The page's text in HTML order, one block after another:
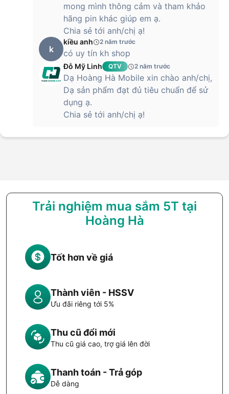
mong mình thông cảm và tham khảo
hãng pin khác giúp em ạ.
Chia sẻ tới anh/chị ạ!
k
kiều anh 2 năm trước
có uy tín kh shop
Đỗ Mỹ Linh QTV 2 năm trước
Dạ Hoàng Hà Mobile xin chào anh/chị,
Dạ sản phẩm đạt đủ tiêu chuẩn để sử
dụng ạ.
Chia sẻ tới anh/chị ạ!
Trải nghiệm mua sắm 5T tại
Hoàng Hà
Tốt hơn về giá
Thành viên - HSSV
Ưu đãi riêng tới 5%
Thu cũ đổi mới
Thu cũ giá cao, trợ giá lên đời
Thanh toán - Trả góp
Dễ dàng